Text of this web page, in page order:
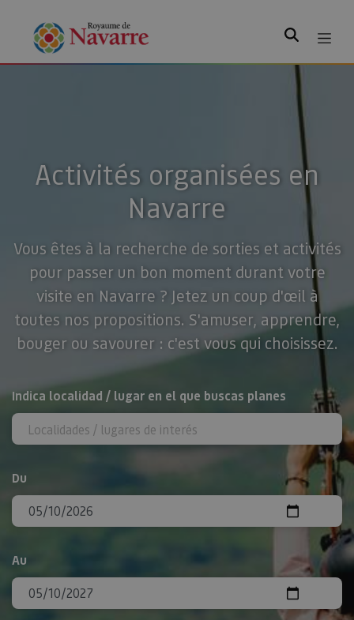
Rechercher
Activités organisées en
Navarre
Vous êtes à la recherche de sorties et activités
pour passer un bon moment durant votre
visite en Navarre ? Jetez un coup d'œil à
toutes nos propositions. S'amuser, apprendre,
bouger ou savourer : c'est vous qui choisissez.
Rechercher
Indica localidad / lugar en el que buscas planes
Du
Au